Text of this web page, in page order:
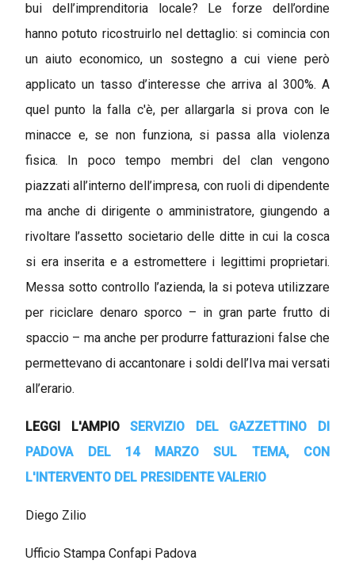
bui dell’imprenditoria locale? Le forze dell’ordine
hanno potuto ricostruirlo nel dettaglio: si comincia con
un aiuto economico, un sostegno a cui viene però
applicato un tasso d’interesse che arriva al 300%. A
quel punto la falla c'è, per allargarla si prova con le
minacce e, se non funziona, si passa alla violenza
fisica. In poco tempo membri del clan vengono
piazzati all’interno dell’impresa, con ruoli di dipendente
ma anche di dirigente o amministratore, giungendo a
rivoltare l’assetto societario delle ditte in cui la cosca
si era inserita e a estromettere i legittimi proprietari.
Messa sotto controllo l’azienda, la si poteva utilizzare
per riciclare denaro sporco – in gran parte frutto di
spaccio – ma anche per produrre fatturazioni false che
permettevano di accantonare i soldi dell’Iva mai versati
all’erario.
LEGGI L'AMPIOSERVIZIO DEL GAZZETTINO DI
PADOVA DEL 14 MARZO SUL TEMA, CON
L'INTERVENTO DEL PRESIDENTE VALERIO
Diego Zilio
Ufficio Stampa Confapi Padova